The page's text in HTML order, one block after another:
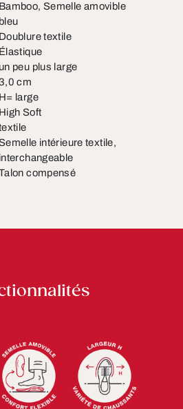
Bamboo, Semelle amovible
bleu
Doublure textile
Élastique
un peu plus large
cm
H= large
High Soft
intérieure textile,
interchangeable
compensé